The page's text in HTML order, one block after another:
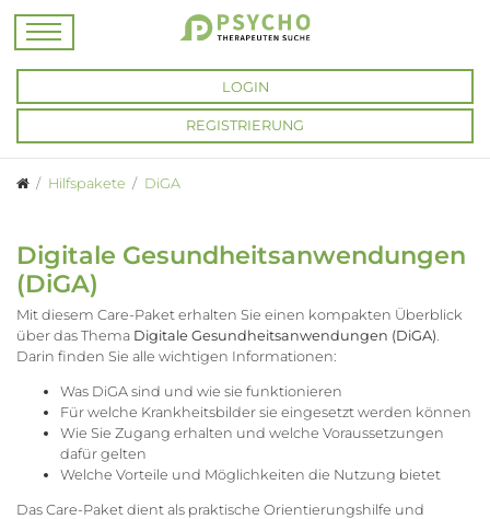
LOGIN
REGISTRIERUNG
Hilfspakete DiGA
Digitale Gesundheitsanwendungen
(DiGA)
Mit diesem Care-Paket erhalten Sie einen kompakten Überblick
über das Thema Digitale Gesundheitsanwendungen (DiGA).
Darin finden Sie alle wichtigen Informationen:
Was DiGA sind und wie sie funktionieren
Für welche Krankheitsbilder sie eingesetzt werden können
Wie Sie Zugang erhalten und welche Voraussetzungen
dafür gelten
Welche Vorteile und Möglichkeiten die Nutzung bietet
Das Care-Paket dient als praktische Orientierungshilfe und